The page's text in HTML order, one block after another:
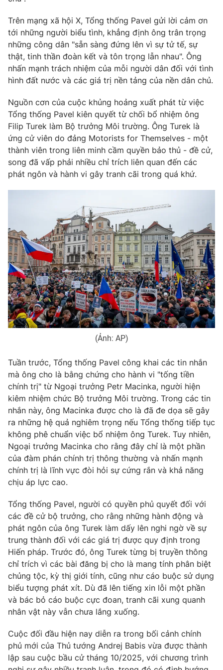
Photo Infographic
Video Shorts video
VTV Money VTV Thể thao
VTV Sức khoẻ Bất động sản
Thị trường 24h Tấm lòng Việt
VTV4 Vươn mình bằng AI
VTV9
Liên hệ tòa soạn English
THỜI BÁO VTV
Theo dõi báo trên
Cơ quan báo chí:Thời báo VTV
Giấy phép hoạt động báo in và báo điện tử số 483/GP-BTTTT
cấp ngày 29/12/2023
Tổng Biên tập:Vũ Thanh Thủy
Phó Tổng Biên tập:Nguyễn Thị Mỹ Hạnh, Phạm Quốc Thắng,
Nguyễn Trọng Ninh
Tổng đài VTV:024.38 355 931 - 024.38 355 932
Ðiện thoại Thời báo VTV:024.66 897 897
Email:
toasoan@vtv.vn
Liên hệ quảng cáo:
thuận bằng văn bản. Ghi rõ nguồn VTV.vn khi phát hành lại
thông tin từ website này.
Trên mạng xã hội X, Tổng thống Pavel gửi lời cảm ơn
tới những người biểu tình, khẳng định ông trân trọng
những công dân "sẵn sàng đứng lên vì sự tử tế, sự
thật, tinh thần đoàn kết và tôn trọng lẫn nhau". Ông
nhấn mạnh trách nhiệm của mỗi người dân đối với tình
hình đất nước và các giá trị nền tảng của nền dân chủ.
Nguồn cơn của cuộc khủng hoảng xuất phát từ việc
Tổng thống Pavel kiên quyết từ chối bổ nhiệm ông
Filip Turek làm Bộ trưởng Môi trường. Ông Turek là
ứng cử viên do đảng Motorists for Themselves - một
thành viên trong liên minh cầm quyền bảo thủ - đề cử,
song đã vấp phải nhiều chỉ trích liên quan đến các
phát ngôn và hành vi gây tranh cãi trong quá khứ.
(Ảnh: AP)
Tuần trước, Tổng thống Pavel công khai các tin nhắn
mà ông cho là bằng chứng cho hành vi "tống tiền
chính trị" từ Ngoại trưởng Petr Macinka, người hiện
kiêm nhiệm chức Bộ trưởng Môi trường. Trong các tin
nhắn này, ông Macinka được cho là đã đe dọa sẽ gây
ra những hệ quả nghiêm trọng nếu Tổng thống tiếp tục
không phê chuẩn việc bổ nhiệm ông Turek. Tuy nhiên,
Ngoại trưởng Macinka cho rằng đây chỉ là một phần
của đàm phán chính trị thông thường và nhấn mạnh
chính trị là lĩnh vực đòi hỏi sự cứng rắn và khả năng
chịu áp lực cao.
Tổng thống Pavel, người có quyền phủ quyết đối với
các đề cử bộ trưởng, cho rằng những hành động và
phát ngôn của ông Turek làm dấy lên nghi ngờ về sự
trung thành đối với các giá trị được quy định trong
Hiến pháp. Trước đó, ông Turek từng bị truyền thông
chỉ trích vì các bài đăng bị cho là mang tính phân biệt
chủng tộc, kỳ thị giới tính, cũng như cáo buộc sử dụng
biểu tượng phát xít. Dù đã lên tiếng xin lỗi một phần
và bác bỏ cáo buộc cực đoan, tranh cãi xung quanh
nhân vật này vẫn chưa lắng xuống.
Cuộc đối đầu hiện nay diễn ra trong bối cảnh chính
phủ mới của Thủ tướng Andrej Babis vừa được thành
lập sau cuộc bầu cử tháng 10/2025, với chương trình